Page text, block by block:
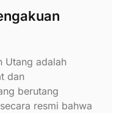
Utang adalah
dan
berutang
resmi bahwa